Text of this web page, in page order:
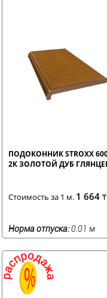
ПОДОКОННИК STROXX
2К ЗОЛОТОЙ ДУБ
Стоимость за 1 м. 1 664 ₸
Норма отпуска:0.01 м